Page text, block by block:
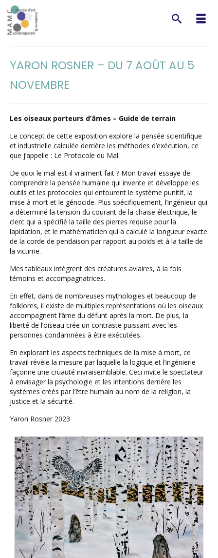
YARON ROSNER – DU 7 AOÛT AU 5
NOVEMBRE
Les oiseaux porteurs d’âmes – Guide de terrain
Le concept de cette exposition explore la pensée scientifique
et industrielle calculée derrière les méthodes d’exécution, ce
que j’appelle : Le Protocole du Mal.
De quoi le mal est-il vraiment fait ? Mon travail essaye de
comprendre la pensée humaine qui invente et développe les
outils et les protocoles qui entourent le système punitif, la
mise à mort et le génocide. Plus spécifiquement, l’ingénieur qui
a déterminé la tension du courant de la chaise électrique, le
clerc qui a spécifié la taille des pierres requise pour la
lapidation, et le mathématicien qui a calculé la longueur exacte
de la corde de pendaison par rapport au poids et à la taille de
la victime.
Mes tableaux intègrent des créatures aviaires, à la fois
témoins et accompagnatrices.
En effet, dans de nombreuses mythologies et beaucoup de
folklores, il existe de multiples représentations où les oiseaux
accompagnent l’âme du défunt après la mort. De plus, la
liberté de l’oiseau crée un contraste puissant avec les
personnes condamnées à être exécutées.
En explorant les aspects techniques de la mise à mort, ce
travail révèle la mesure par laquelle la logique et l’ingénierie
façonne une cruauté invraisemblable. Ceci invite le spectateur
à envisager la psychologie et les intentions derrière les
systèmes créés par l’être humain au nom de la religion, la
justice et la sécurité.
Yaron Rosner 2023